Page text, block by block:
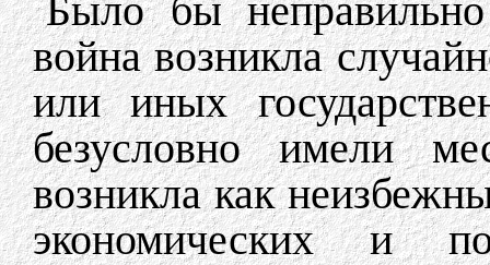
Было бы
война возникла
или иных
безусловно имели
возникла как
экономических и